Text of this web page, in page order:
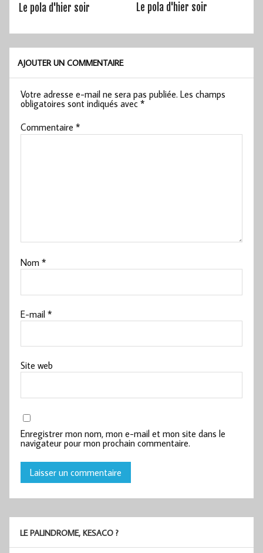
Le pola d'hier soir Le pola d'hier soir
AJOUTER UN COMMENTAIRE
Votre adresse e-mail ne sera pas publiée. Les champs
obligatoires sont indiqués avec*
Commentaire*
Nom*
E-mail*
Site web
Enregistrer mon nom, mon e-mail et mon site dans le
navigateur pour mon prochain commentaire.
LE PALINDROME, KESACO ?